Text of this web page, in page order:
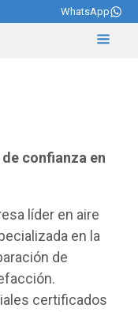
WhatsApp
confianza en
líder en aire
en la
de
certificados